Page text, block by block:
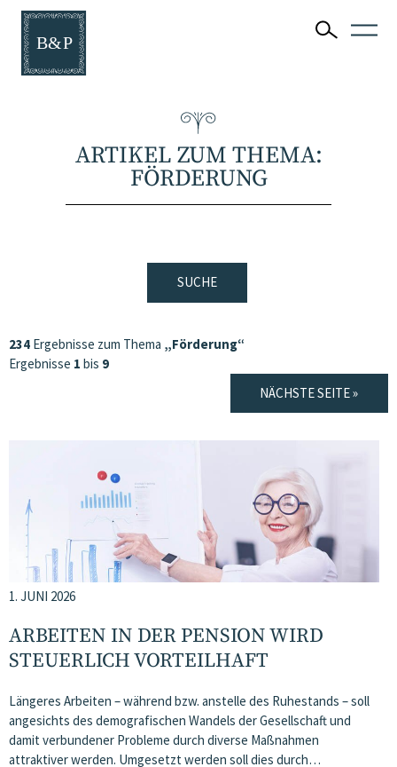
ARTIKEL ZUM THEMA:
FÖRDERUNG
SUCHE
234 Ergebnisse zum Thema „Förderung“
Ergebnisse 1 bis 9
NÄCHSTE SEITE »
1. JUNI 2026
ARBEITEN IN DER PENSION WIRD
STEUERLICH VORTEILHAFT
Längeres Arbeiten – während bzw. anstelle des Ruhestands – soll
angesichts des demografischen Wandels der Gesellschaft und
damit verbundener Probleme durch diverse Maßnahmen
attraktiver werden. Umgesetzt werden soll dies durch…